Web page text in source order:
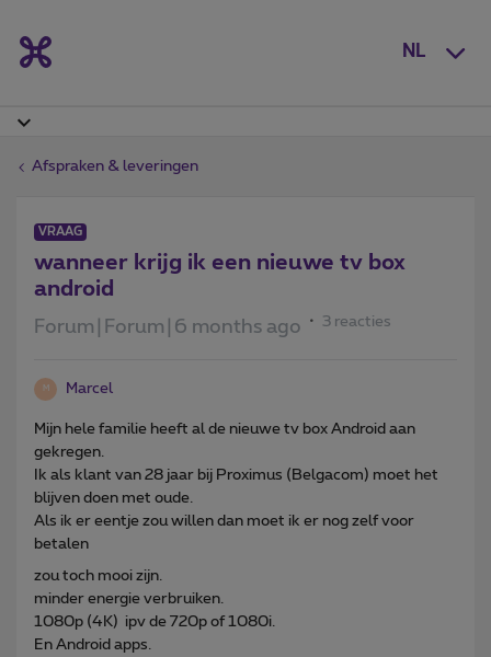
NL
Afspraken & leveringen
VRAAG
wanneer krijg ik een nieuwe tv box
android
Forum|Forum|6 months ago 3 reacties
M Marcel
Mijn hele familie heeft al de nieuwe tv box Android aan
gekregen.
Ik als klant van 28 jaar bij Proximus (Belgacom) moet het
blijven doen met oude.
Als ik er eentje zou willen dan moet ik er nog zelf voor
betalen
zou toch mooi zijn.
minder energie verbruiken.
1080p (4K) ipv de 720p of 1080i.
En Android apps.